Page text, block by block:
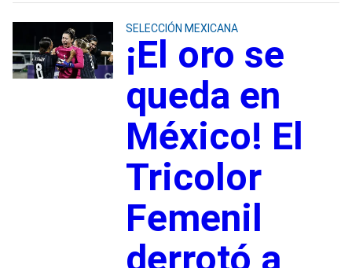
SELECCIÓN MEXICANA
¡El oro se
queda en
México! El
Tricolor
Femenil
derrotó a